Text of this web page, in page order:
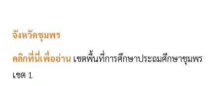
จังหวัดชุมพร
คลิกที่นี่เพื่ออ่าน เขตพื้นที่การศึกษาประถมศึกษาชุมพร
เขต 1